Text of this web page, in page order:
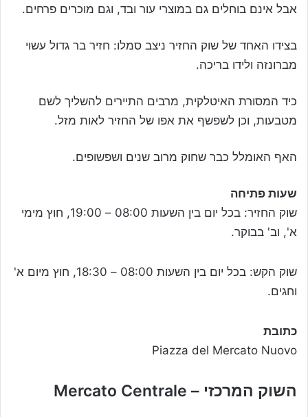
אבל אינם בוחלים גם במוצרי עור ובד, וגם מוכרים פרחים.
בצידו האחד של שוק החזיר ניצב סמלו: חזיר בר גדול עשוי
מברונזה ולידו בריכה.
כיד המסורת האיטלקית, מרבים התיירים להשליך לשם
מטבעות, וכן לשפשף את אפו של החזיר לאות מזל.
האף האומלל כבר שחוק מרוב שנים ושפשופים.
שעות פתיחה
שוק החזיר: בכל יום בין השעות 08:00 – 19:00, חוץ מימי
א', וב' בבוקר.
שוק הקש: בכל יום בין השעות 08:00 – 18:30, חוץ מיום א'
וחגים.
כתובת
Piazza del Mercato Nuovo
השוק המרכזי – Mercato Centrale